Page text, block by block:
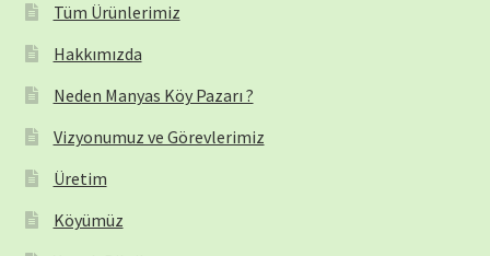
Tüm Ürünlerimiz
Hakkımızda
Neden Manyas Köy Pazarı ?
Vizyonumuz ve Görevlerimiz
Üretim
Köyümüz